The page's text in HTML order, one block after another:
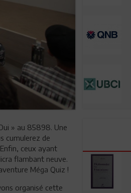
» au 85898. Une
cumulerez de
ceux ayant
flambant neuve.
Méga Quiz !
organisé cette